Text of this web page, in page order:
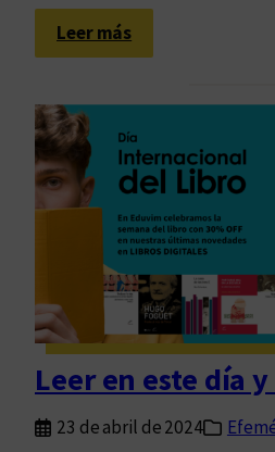
a
s
e
r
s
e
n
a
l
e
Leer más:
A
g
r
a
n
e
d
i
c
i
ó
a
Leer en este día
23 de abril de 2024